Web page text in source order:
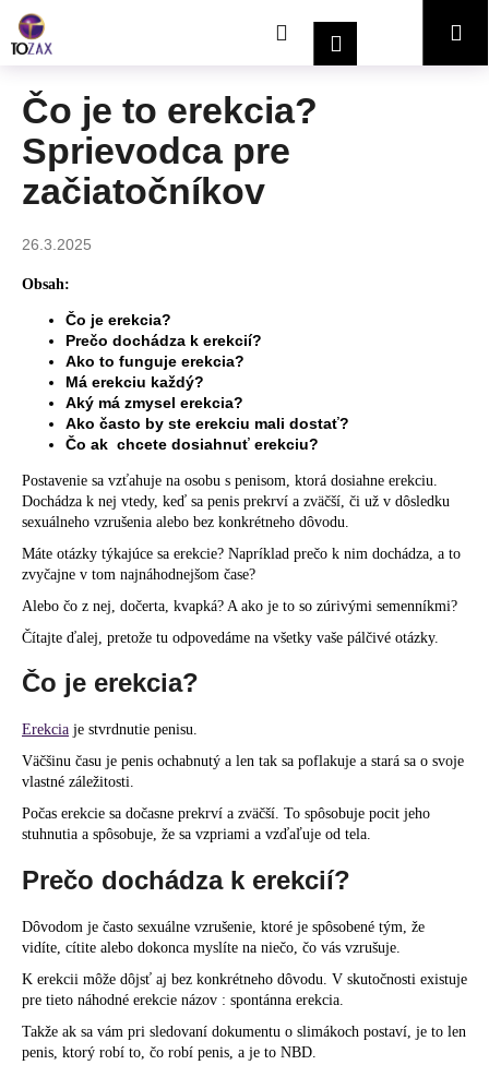
obsah
HľadaťPrihlásenieNákupný
Čo je to erekcia?
Sprievodca pre
začiatočníkov
26.3.2025
Obsah:
Čo je erekcia?
Prečo dochádza k erekcií?
Ako to funguje erekcia?
Má erekciu každý?
Aký má zmysel erekcia?
Ako často by ste erekciu mali dostať?
Čo ak chcete dosiahnuť erekciu?
Postavenie sa vzťahuje na osobu s penisom, ktorá dosiahne erekciu.
Dochádza k nej vtedy, keď sa penis prekrví a zväčší, či už v dôsledku
sexuálneho vzrušenia alebo bez konkrétneho dôvodu.
Máte otázky týkajúce sa erekcie? Napríklad prečo k nim dochádza, a to
zvyčajne v tom najnáhodnejšom čase?
Alebo čo z nej, dočerta, kvapká? A ako je to so zúrivými semenníkmi?
Čítajte ďalej, pretože tu odpovedáme na všetky vaše pálčivé otázky.
Čo je erekcia?
Erekcia je stvrdnutie penisu.
Väčšinu času je penis ochabnutý a len tak sa poflakuje a stará sa o svoje
vlastné záležitosti.
Počas erekcie sa dočasne prekrví a zväčší. To spôsobuje pocit jeho
stuhnutia a spôsobuje, že sa vzpriami a vzďaľuje od tela.
Prečo dochádza k erekcií?
Dôvodom je často sexuálne vzrušenie, ktoré je spôsobené tým, že
vidíte, cítite alebo dokonca myslíte na niečo, čo vás vzrušuje.
K erekcii môže dôjsť aj bez konkrétneho dôvodu. V skutočnosti existuje
pre tieto náhodné erekcie názov : spontánna erekcia.
Takže ak sa vám pri sledovaní dokumentu o slimákoch postaví, je to len
penis, ktorý robí to, čo robí penis, a je to NBD.
o
Č
o
o
t
e
n
á
j
s
ť
?
HĽADAŤ
O
p
r
ú
č
a
m
e